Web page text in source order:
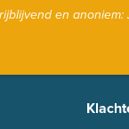
en anoniem: